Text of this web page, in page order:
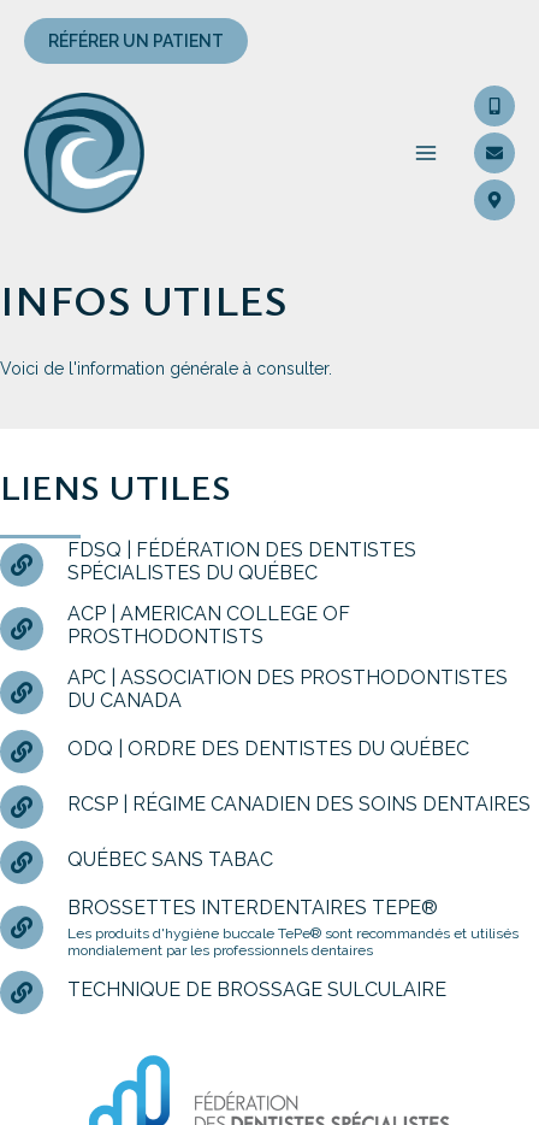
contenu
RÉFÉRER UN PATIENT
MENU
INFOS UTILES
Voici de l'information générale à consulter.
LIENS UTILES
FDSQ | FÉDÉRATION DES DENTISTES
SPÉCIALISTES DU QUÉBEC
ACP | AMERICAN COLLEGE OF
PROSTHODONTISTS
APC | ASSOCIATION DES PROSTHODONTISTES
DU CANADA
ODQ | ORDRE DES DENTISTES DU QUÉBEC
RCSP | RÉGIME CANADIEN DES SOINS DENTAIRES
QUÉBEC SANS TABAC
BROSSETTES INTERDENTAIRES TEPE®
Les produits d'hygiène buccale TePe® sont recommandés et utilisés
mondialement par les professionnels dentaires
TECHNIQUE DE BROSSAGE SULCULAIRE